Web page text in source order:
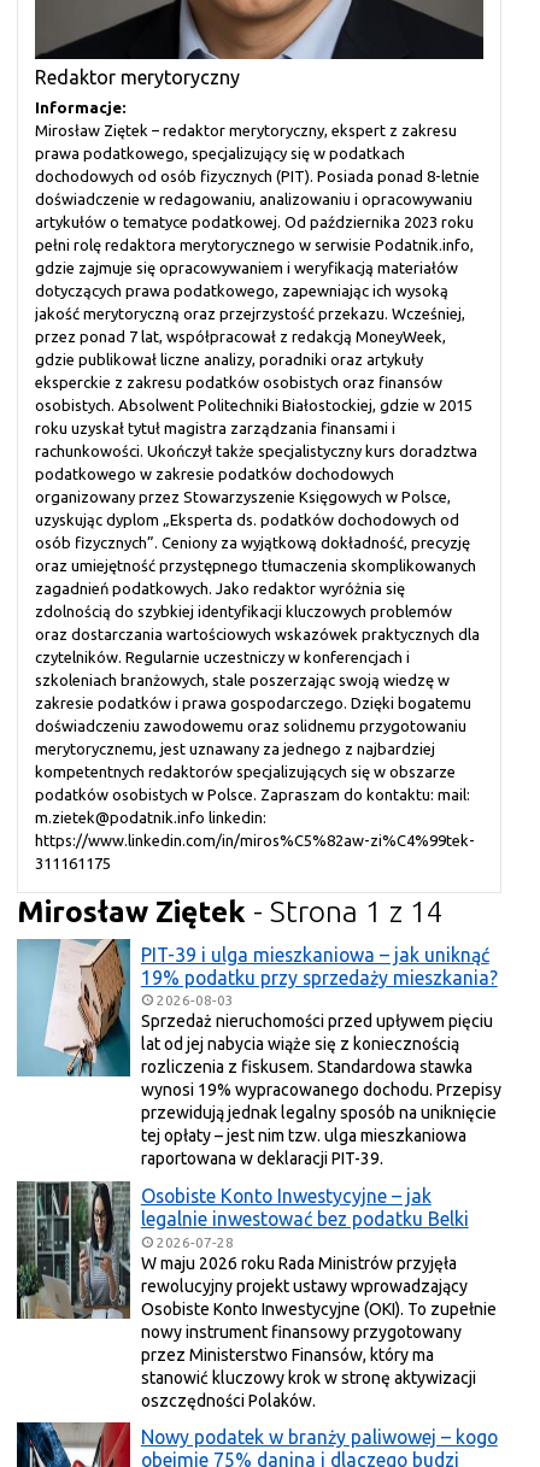
Redaktor merytoryczny
Informacje:
Mirosław Ziętek – redaktor merytoryczny, ekspert z zakresu
prawa podatkowego, specjalizujący się w podatkach
dochodowych od osób fizycznych (PIT). Posiada ponad 8-letnie
doświadczenie w redagowaniu, analizowaniu i opracowywaniu
artykułów o tematyce podatkowej. Od października 2023 roku
pełni rolę redaktora merytorycznego w serwisie Podatnik.info,
gdzie zajmuje się opracowywaniem i weryfikacją materiałów
dotyczących prawa podatkowego, zapewniając ich wysoką
jakość merytoryczną oraz przejrzystość przekazu. Wcześniej,
przez ponad 7 lat, współpracował z redakcją MoneyWeek,
gdzie publikował liczne analizy, poradniki oraz artykuły
eksperckie z zakresu podatków osobistych oraz finansów
osobistych. Absolwent Politechniki Białostockiej, gdzie w 2015
roku uzyskał tytuł magistra zarządzania finansami i
rachunkowości. Ukończył także specjalistyczny kurs doradztwa
podatkowego w zakresie podatków dochodowych
organizowany przez Stowarzyszenie Księgowych w Polsce,
uzyskując dyplom „Eksperta ds. podatków dochodowych od
osób fizycznych”. Ceniony za wyjątkową dokładność, precyzję
oraz umiejętność przystępnego tłumaczenia skomplikowanych
zagadnień podatkowych. Jako redaktor wyróżnia się
zdolnością do szybkiej identyfikacji kluczowych problemów
oraz dostarczania wartościowych wskazówek praktycznych dla
czytelników. Regularnie uczestniczy w konferencjach i
szkoleniach branżowych, stale poszerzając swoją wiedzę w
zakresie podatków i prawa gospodarczego. Dzięki bogatemu
doświadczeniu zawodowemu oraz solidnemu przygotowaniu
merytorycznemu, jest uznawany za jednego z najbardziej
kompetentnych redaktorów specjalizujących się w obszarze
podatków osobistych w Polsce. Zapraszam do kontaktu: mail:
m.zietek@podatnik.info linkedin:
https://www.linkedin.com/in/miros%C5%82aw-zi%C4%99tek-
311161175
Mirosław Ziętek - Strona 1 z 14
PIT-39 i ulga mieszkaniowa – jak uniknąć
19% podatku przy sprzedaży mieszkania?
2026-08-03
Sprzedaż nieruchomości przed upływem pięciu
lat od jej nabycia wiąże się z koniecznością
rozliczenia z fiskusem. Standardowa stawka
wynosi 19% wypracowanego dochodu. Przepisy
przewidują jednak legalny sposób na uniknięcie
tej opłaty – jest nim tzw. ulga mieszkaniowa
raportowana w deklaracji PIT-39.
Osobiste Konto Inwestycyjne – jak
legalnie inwestować bez podatku Belki
2026-07-28
W maju 2026 roku Rada Ministrów przyjęła
rewolucyjny projekt ustawy wprowadzający
Osobiste Konto Inwestycyjne (OKI). To zupełnie
nowy instrument finansowy przygotowany
przez Ministerstwo Finansów, który ma
stanowić kluczowy krok w stronę aktywizacji
oszczędności Polaków.
Nowy podatek w branży paliwowej – kogo
obejmie 75% danina i dlaczego budzi